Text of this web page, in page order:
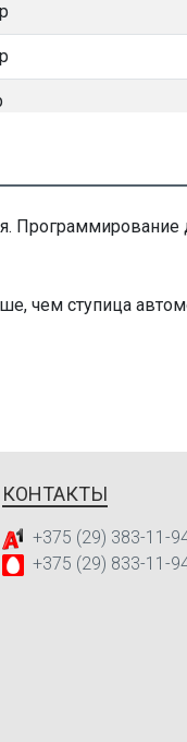
Программирование
чем ступица
КОНТАКТЫ
+375 (29) 383-11-
+375 (29) 833-11-